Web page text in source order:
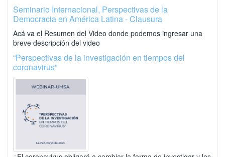
Seminario Internacional, Perspectivas de la
Democracia en América Latina - Clausura
Acá va el Resumen del Video donde podemos ingresar una
breve descripción del video
“Perspectivas de la investigación en tiempos del
coronavirus”